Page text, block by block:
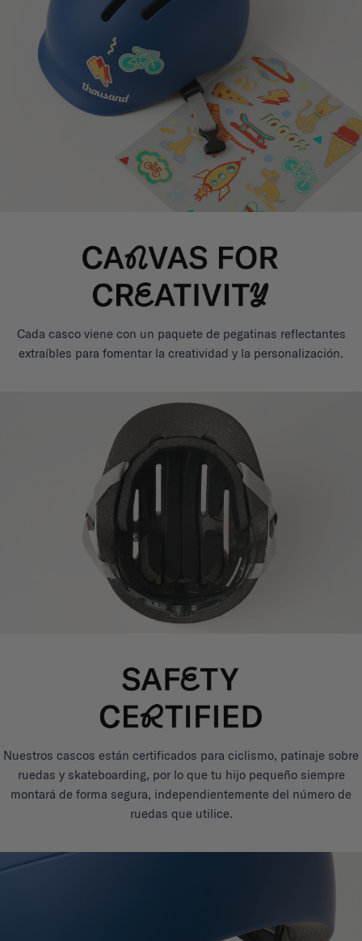
Cada casco viene con un paquete de pegatinas reflectantes
extraíbles para fomentar la creatividad y la personalización.
Nuestros cascos están certificados para ciclismo, patinaje sobre
ruedas y skateboarding, por lo que tu hijo pequeño siempre
montará de forma segura, independientemente del número de
ruedas que utilice.